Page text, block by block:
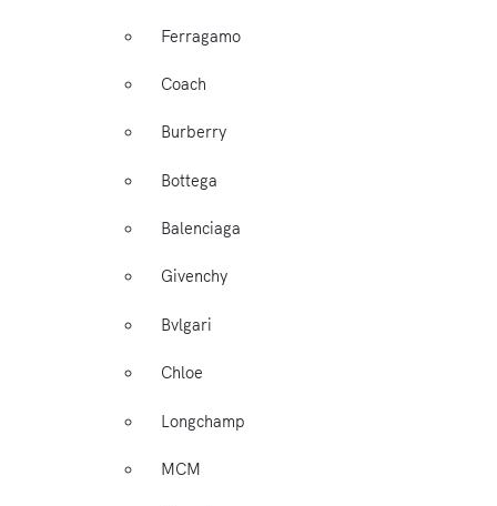
Ferragamo
Coach
Burberry
Bottega
Balenciaga
Givenchy
Bvlgari
Chloe
Longchamp
MCM